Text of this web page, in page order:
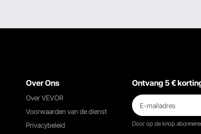
Over Ons
Over VEVOR
Voorwaarden van de dienst
Privacybeleid
Ontvang 5 €
Door op de knop